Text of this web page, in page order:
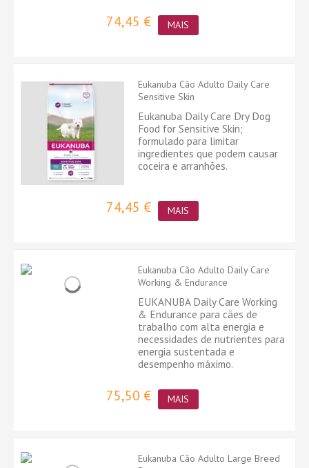
74,45 € MAIS
Eukanuba Cão Adulto Daily Care
Sensitive Skin
Eukanuba Daily Care Dry Dog
Food for Sensitive Skin;
formulado para limitar
ingredientes que podem causar
coceira e arranhões.
74,45 € MAIS
Eukanuba Cão Adulto Daily Care
Working & Endurance
EUKANUBA Daily Care Working
& Endurance para cães de
trabalho com alta energia e
necessidades de nutrientes para
energia sustentada e
desempenho máximo.
75,50 € MAIS
Eukanuba Cão Adulto Large Breed